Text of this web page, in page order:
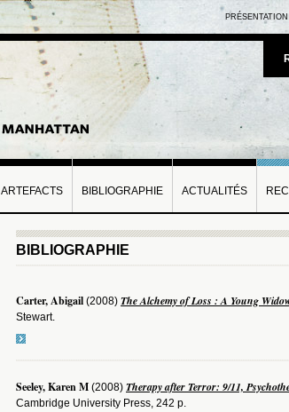
PRÉSENTATION
ARTEFACTS BIBLIOGRAPHIE ACTUALITÉS
BIBLIOGRAPHIE
Carter, Abigail (2008) The Alchemy of Loss : A Young
Stewart.
Seeley, Karen M (2008) Therapy after Terror: 9/11,
Cambridge University Press, 242 p.